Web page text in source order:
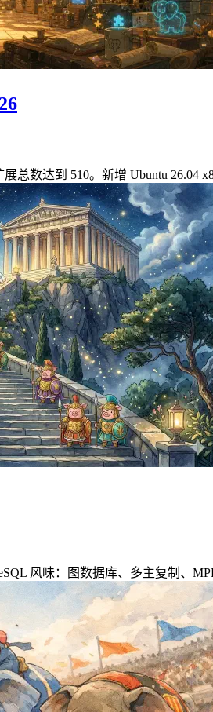
总数达到 510。新增 Ubuntu 26.04
风味：图数据库、多主复制、